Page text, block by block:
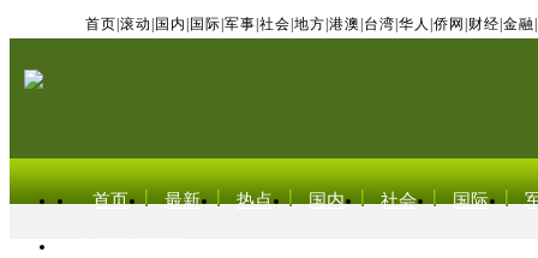
首页 滚动 国内 国际 军事 社会 地方 港澳 台湾 华人 侨网 财经 金融
首页 最新 热点 国内 社会 国际